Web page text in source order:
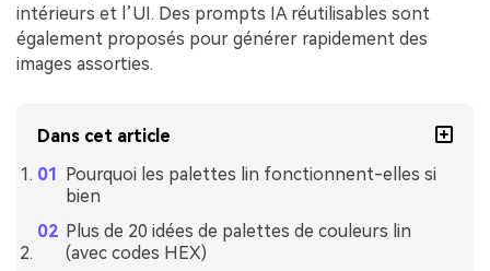
intérieurs et l’UI. Des prompts IA réutilisables sont
également proposés pour générer rapidement des
images assorties.
Dans cet article
Pourquoi les palettes lin fonctionnent-elles si
bien
Plus de 20 idées de palettes de couleurs lin
(avec codes HEX)